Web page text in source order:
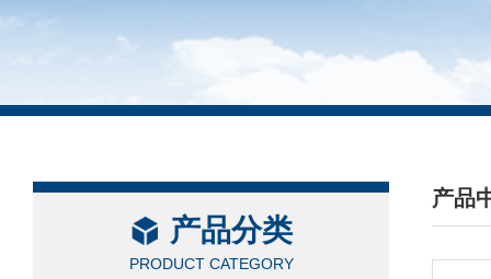
产品分类
PRODUCT CATEGORY
产品
/